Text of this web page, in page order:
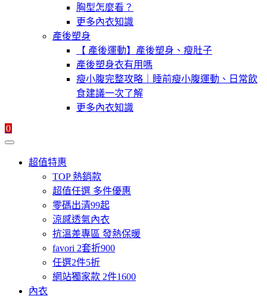
胸型怎麼看？
更多內衣知識
產後塑身
【 產後運動】產後塑身、瘦肚子
產後塑身衣有用嗎
瘦小腹完整攻略｜睡前瘦小腹運動、日常飲
食建議一次了解
更多內衣知識
0
超值特惠
TOP 熱銷款
超值任選 多件優惠
零碼出清99起
涼感透氣內衣
抗溫差專區 發熱保暖
favori 2套折900
任選2件5折
網站獨家款 2件1600
內衣